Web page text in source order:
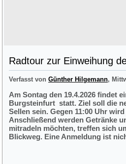
Radtour zur Einweihung
Verfasst von Günther Hilgemann,
Am Sontag den 19.4.2026 findet
Burgsteinfurt statt. Ziel soll die
Sellen sein. Gegen 11:00 Uhr
Anschließend werden Getränke
mitradeln möchten, treffen sich
Blickweg. Eine Anmeldung ist